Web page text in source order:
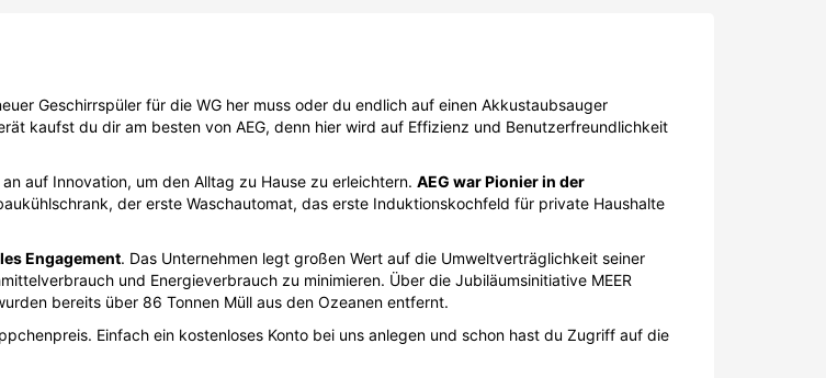
Geschirrspüler für die WG her muss oder du endlich auf einen Akkustaubsauger
kaufst du dir am besten von AEG, denn hier wird auf Effizienz und Benutzerfreundlichkeit
auf Innovation, um den Alltag zu Hause zu erleichtern. AEG war Pionier in der
der erste Waschautomat, das erste Induktionskochfeld für private Haushalte
Engagement. Das Unternehmen legt großen Wert auf die Umweltverträglichkeit seiner
und Energieverbrauch zu minimieren. Über die Jubiläumsinitiative MEER
bereits über 86 Tonnen Müll aus den Ozeanen entfernt.
Einfach ein kostenloses Konto bei uns anlegen und schon hast du Zugriff auf die